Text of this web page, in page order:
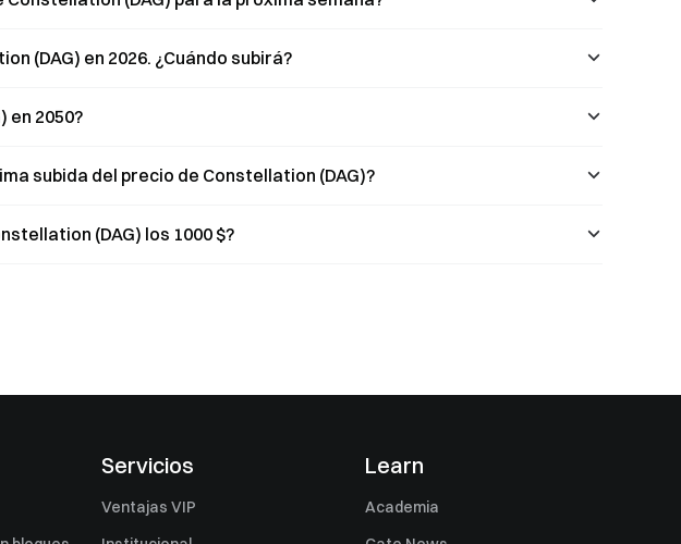
(DAG) en 2026. ¿Cuándo subirá?
en 2050?
subida del precio de Constellation (DAG)?
(DAG) los 1000 $?
Servicios
Ventajas VIP
Learn
Academia